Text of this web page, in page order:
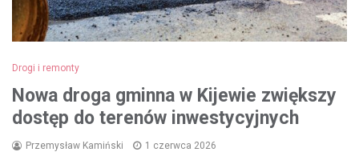
Drogi i remonty
Nowa droga gminna w Kijewie zwiększy
dostęp do terenów inwestycyjnych
Przemysław Kamiński 1 czerwca 2026